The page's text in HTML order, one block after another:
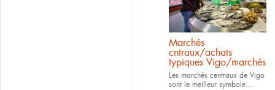
Marchés
cntraux/achats
typiques Vigo/marchés
Les marchés centraux de Vigo
sont le meilleur symbole...